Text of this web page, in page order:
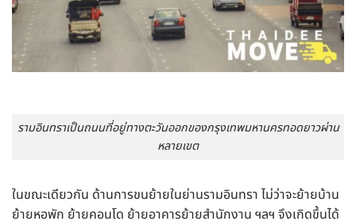
รามอินทราเป็นถนนที่อยู่ทางตะวันออกของกรุงเทพมหานครทอดยาวผ่าน
หลายเขต
ในขณะเดียวกัน ด้านการขนย้ายในย่านรามอินทรา ไม่ว่าจะย้ายบ้าน
ย้ายหอพัก ย้ายคอนโด ย้ายอาคารย้ายสำนักงาน ฯลฯ จึงเกิดขึ้นได้